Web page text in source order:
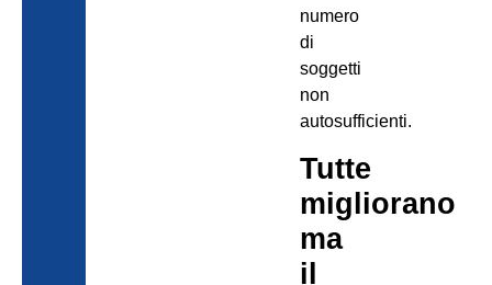
numero
di
soggetti
non
autosufficienti.
Tutte
migliorano
ma
il